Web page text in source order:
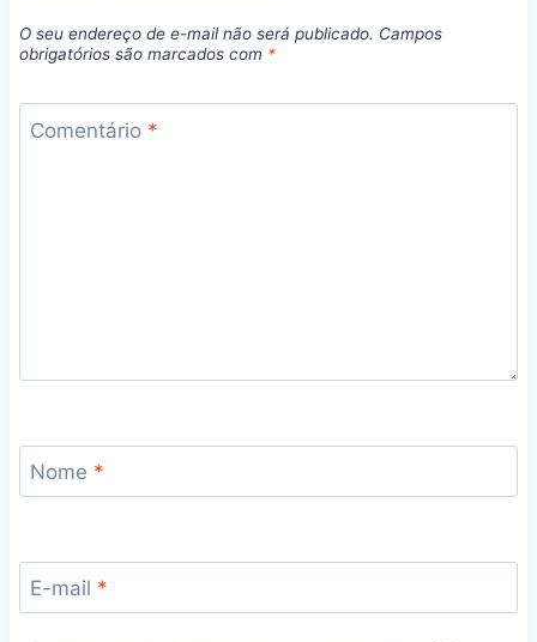
O seu endereço de e-mail não será publicado. Campos
obrigatórios são marcados com *
Comentário *
Nome *
E-mail *